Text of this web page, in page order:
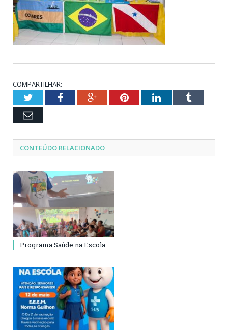
COMPARTILHAR:
TwitterFacebookGoogle+PinterestLinkedInTumblr
Email
CONTEÚDO RELACIONADO
Programa Saúde na Escola